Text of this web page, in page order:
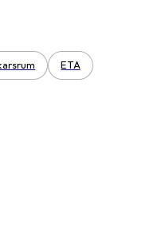
ETA